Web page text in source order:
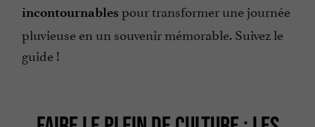
incontournables pour transformer une journée
pluvieuse en un souvenir mémorable. Suivez le
guide !